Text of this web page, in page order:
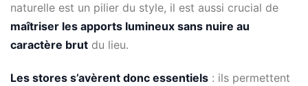
naturelle est un pilier du style, il est aussi crucial de
maîtriser les apports lumineux sans nuire au
caractère brut du lieu.
Les stores s’avèrent donc essentiels : ils permettent